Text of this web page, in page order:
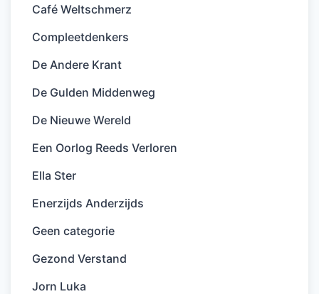
Café Weltschmerz
Compleetdenkers
De Andere Krant
De Gulden Middenweg
De Nieuwe Wereld
Een Oorlog Reeds Verloren
Ella Ster
Enerzijds Anderzijds
Geen categorie
Gezond Verstand
Jorn Luka